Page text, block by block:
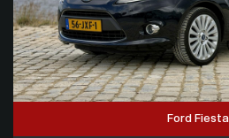
Ford Fiesta